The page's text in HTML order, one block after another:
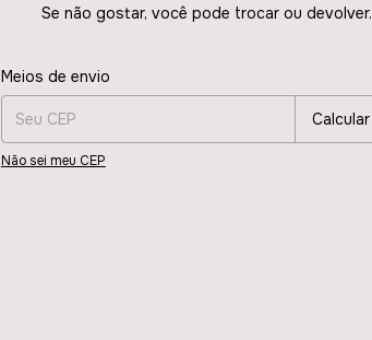
Se não gostar, você pode trocar ou devolver.
Entregas para o CEP:
Meios de envio
Calcular
Não sei meu CEP